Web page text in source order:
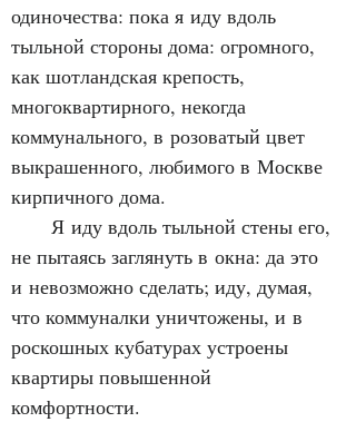
одиночества: пока я иду вдоль
тыльной стороны дома: огромного,
как шотландская крепость,
многоквартирного, некогда
коммунального, в розоватый цвет
выкрашенного, любимого в Москве
кирпичного дома.
Я иду вдоль тыльной стены его,
не пытаясь заглянуть в окна: да это
и невозможно сделать; иду, думая,
что коммуналки уничтожены, и в
роскошных кубатурах устроены
квартиры повышенной
комфортности.